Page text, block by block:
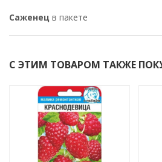
Саженец в пакете
С ЭТИМ ТОВАРОМ ТАКЖЕ